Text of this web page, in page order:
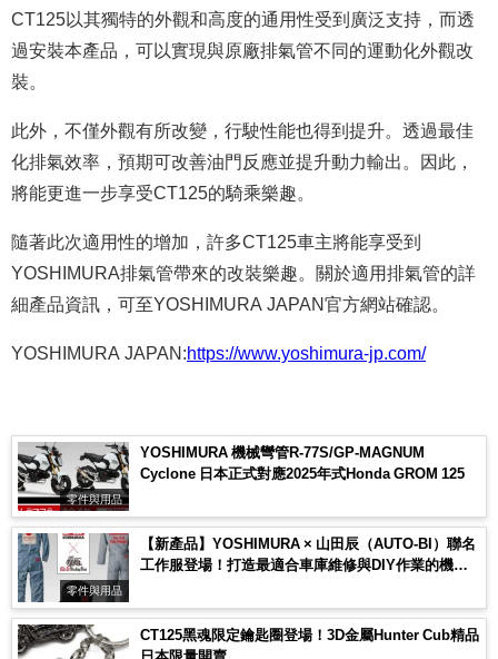
CT125以其獨特的外觀和高度的通用性受到廣泛支持，而透
過安裝本產品，可以實現與原廠排氣管不同的運動化外觀改
裝。
此外，不僅外觀有所改變，行駛性能也得到提升。透過最佳
化排氣效率，預期可改善油門反應並提升動力輸出。因此，
將能更進一步享受CT125的騎乘樂趣。
隨著此次適用性的增加，許多CT125車主將能享受到
YOSHIMURA排氣管帶來的改裝樂趣。關於適用排氣管的詳
細產品資訊，可至YOSHIMURA JAPAN官方網站確認。
YOSHIMURA JAPAN:https://www.yoshimura-jp.com/
零件與用品
YOSHIMURA 機械彎管R-77S/GP-MAGNUM
Cyclone 日本正式對應2025年式Honda GROM 125
零件與用品
【新產品】YOSHIMURA × 山田辰（AUTO-BI）聯名
工作服登場！打造最適合車庫維修與DIY作業的機能
CT125黑魂限定鑰匙圈登場！3D金屬Hunter Cub精品
日本限量開賣